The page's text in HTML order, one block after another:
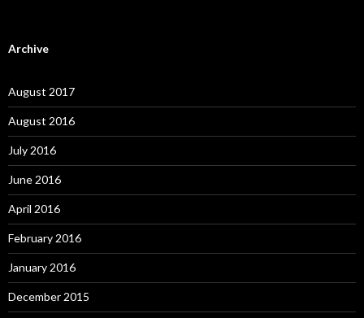
Archive
August 2017
August 2016
July 2016
June 2016
April 2016
February 2016
January 2016
December 2015